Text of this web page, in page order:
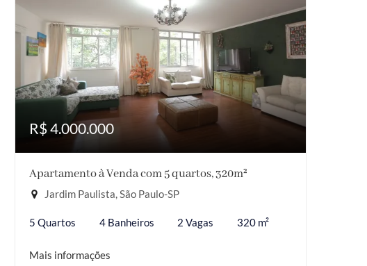
R$ 4.000.000
Apartamento à Venda com 5 quartos, 320m²
Jardim Paulista, São Paulo-SP
5 Quartos 4 Banheiros 2 Vagas 320 m²
Mais informações